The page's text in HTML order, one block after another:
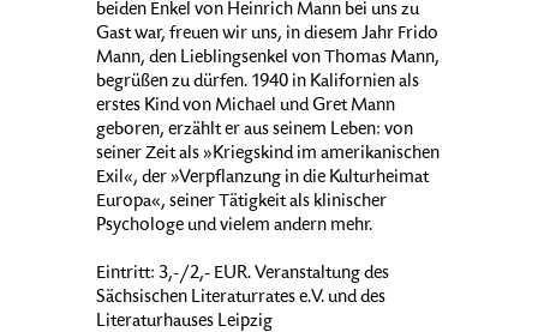
beiden Enkel von Heinrich Mann bei uns zu
Gast war, freuen wir uns, in diesem Jahr Frido
Mann, den Lieblingsenkel von Thomas Mann,
begrüßen zu dürfen. 1940 in Kalifornien als
erstes Kind von Michael und Gret Mann
geboren, erzählt er aus seinem Leben: von
seiner Zeit als »Kriegskind im amerikanischen
Exil«, der »Verpflanzung in die Kulturheimat
Europa«, seiner Tätigkeit als klinischer
Psychologe und vielem andern mehr.
Eintritt: 3,-/2,- EUR. Veranstaltung des
Sächsischen Literaturrates e.V. und des
Literaturhauses Leipzig